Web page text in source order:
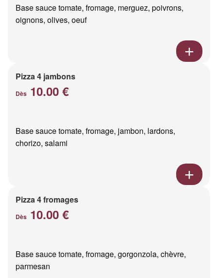
Base sauce tomate, fromage, merguez, poivrons,
oignons, olives, oeuf
Pizza 4 jambons
Dès 10.00 €
Base sauce tomate, fromage, jambon, lardons,
chorizo, salami
Pizza 4 fromages
Dès 10.00 €
Base sauce tomate, fromage, gorgonzola, chèvre,
parmesan